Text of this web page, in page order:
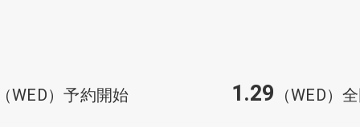
WED）予約開始 1.29 （WED）